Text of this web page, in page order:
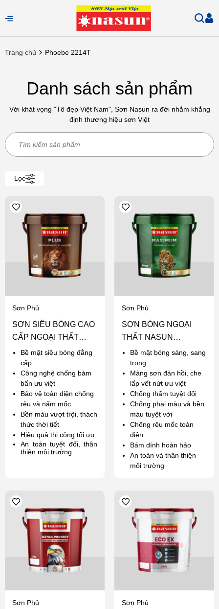
Trang chủ Phoebe 2214T
Danh sách sản phẩm
Với khát vọng "Tô đẹp Việt Nam", Sơn Nasun ra đời nhằm khẳng
định thương hiệu sơn Việt
Lọc
Sơn Phủ
SƠN SIÊU BÓNG CAO
CẤP NGOẠI THẤT
NASUN PLUS
Bề mặt siêu bóng đẳng
cấp
Công nghệ chống bám
bẩn ưu việt
Bảo vệ toàn diện chống
rêu và nấm mốc
Bền màu vượt trội, thách
thức thời tiết
Hiệu quả thi công tối ưu
An toàn tuyệt đối, thân
thiện môi trường
Sơn Phủ
SƠN BÓNG NGOẠI
THẤT NASUN
MAXIMUM
Bề mặt bóng sáng, sang
trọng
Màng sơn đàn hồi, che
lấp vết nứt ưu việt
Chống thấm tuyệt đối
Chống phai màu và bền
màu tuyệt vời
Chống rêu mốc toàn
diện
Bám dính hoàn hảo
An toàn và thân thiện
môi trường
Sơn Phủ Sơn Phủ